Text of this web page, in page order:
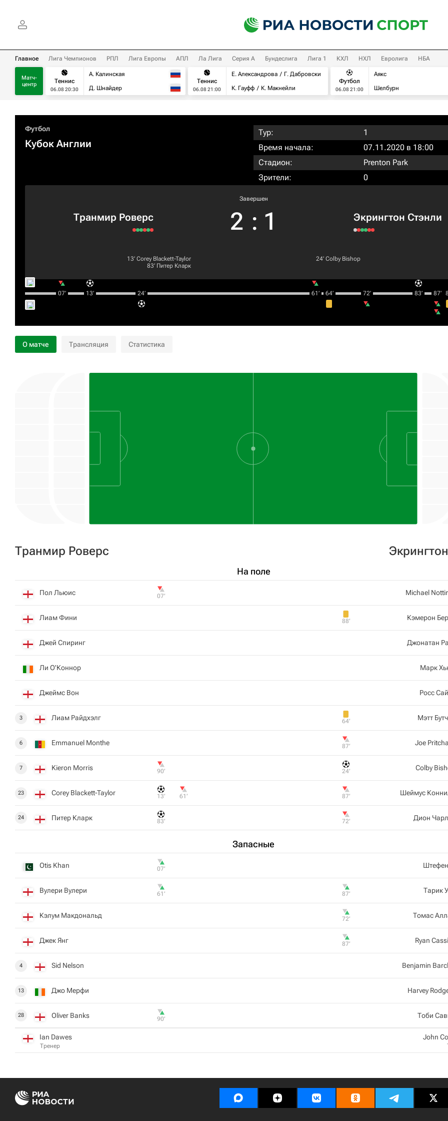
Главное Лига Чемпионов РПЛ Лига Европы АПЛ Ла Лига Серия А Бундеслига Лига 1 КХЛ НХЛ Евролига НБА
Матч-
центр
Теннис
06.08 20:30
А. Калинская
Д. Шнайдер
Теннис
06.08 21:00
Е. Александрова
Г. Дабровски
К. Гауфф
К. Макнейли
Футбол
06.08 21:00
Аякс
Шелбурн
Футбол
Кубок Англии
Тур:
1
Время начала:
07.11.2020 в 18:00
Стадион:
Prenton Park
Зрители:
0
Транмир Роверс
Завершен
2 : 1 Экрингтон Стэнли
13‎’‎ Corey Blackett-Taylor
83‎’‎ Питер Кларк
24‎’‎ Colby Bishop
07‎’‎ 13‎’‎ 24‎’‎ 61‎’‎ 64‎’‎ 72‎’‎ 83‎’‎ 87‎’‎
О матче Трансляция Статистика
Транмир Роверс
На поле
Пол Льюис 07‎’‎
Лиам Фини
Джей Спиринг
Ли О'Коннор
Джеймс Вон
3 Лиам Райдхэлг
6 Emmanuel Monthe
7 Kieron Morris 90‎’‎
23 Corey Blackett-Taylor 13‎’‎ 61‎’‎
24 Питер Кларк 83‎’‎
Запасные
Otis Khan 07‎’‎
Вулери Вулери 61‎’‎
Кэлум Макдональд
Джек Янг
4 Sid Nelson
13 Джо Мерфи
28 Oliver Banks 90‎’‎
Ian Dawes
Тренер
Michael
Кэмерон
88‎’‎
Джонатан
Марк
Росс
Мэтт
64‎’‎
Joe
87‎’‎
Colby
24‎’‎
Шеймус
87‎’‎
Дион
72‎’‎
Тарик
87‎’‎
Томас
72‎’‎
Ryan
87‎’‎
Benjamin
Harvey
Тоби
John